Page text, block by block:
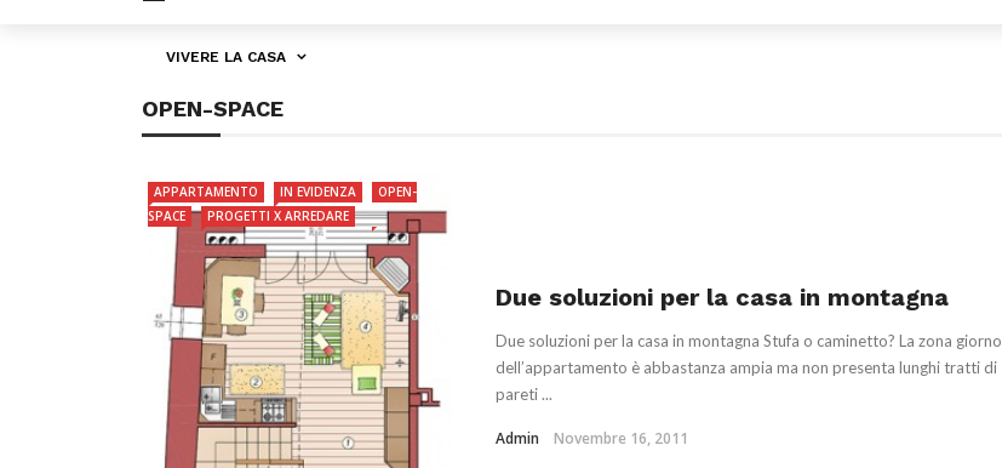
VIVERE LA CASA
OPEN-SPACE
APPARTAMENTO IN EVIDENZA
OPEN-
SPACE
PROGETTI X ARREDARE
Due soluzioni per la casa in montagna
Due soluzioni per la casa in montagna Stufa o caminetto? La zona giorno
dell’appartamento è abbastanza ampia ma non presenta lunghi tratti di
pareti ...
Admin Novembre 16, 2011